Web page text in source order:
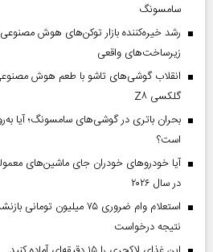
سامسونگ
زیرساخت‌های واقعی
انقلاب گوشی‌های تاشو‌ با طعم هوش
گلکسی Z۸
است؟
آیا خودروهای خودران جای ماشین‌های
در سال ۲۰۲۶
استعلام وام ضروری ۷۵
نتیجه درخواست